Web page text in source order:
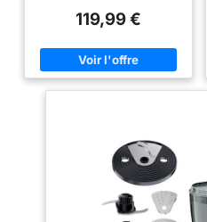
accessoires interchangeables
et bien plus encore 4 MODES
AUTO-IQ PRÉRÉGLÉS : les
modes automatiques du robot
de cuisine Chop (Hacher) Disc
ciblés d’impulsion, de pause et
de mixage qui transforment les
ingrédients MOTEUR
PUISSANT DE 850 WATTS : le
moteur puissant du robot
culinaire compact permet aux
119,99 €